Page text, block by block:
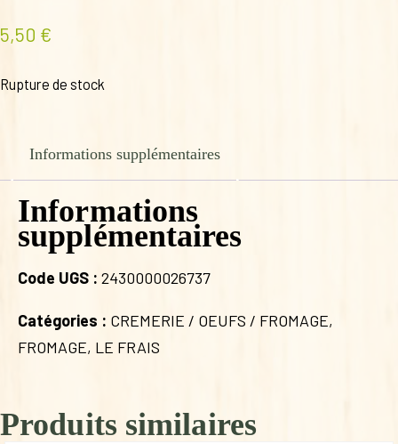
5,50 €
Rupture de stock
Informations supplémentaires
Informations
supplémentaires
Code UGS : 2430000026737
Catégories : CREMERIE / OEUFS / FROMAGE,
FROMAGE, LE FRAIS
Produits similaires